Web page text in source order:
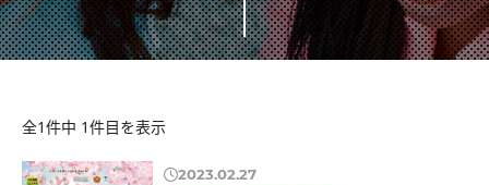
全1件中 1件目を表示
2023.02.27